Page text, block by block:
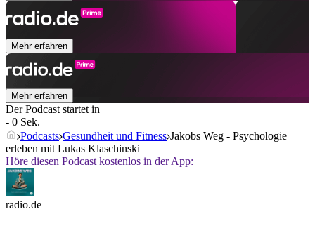
Mehr erfahren
Mehr erfahren
Der Podcast startet in
- 0 Sek.
Podcasts Gesundheit und Fitness Jakobs Weg - Psychologie
erleben mit Lukas Klaschinski
Höre diesen Podcast kostenlos in der App:
radio.de